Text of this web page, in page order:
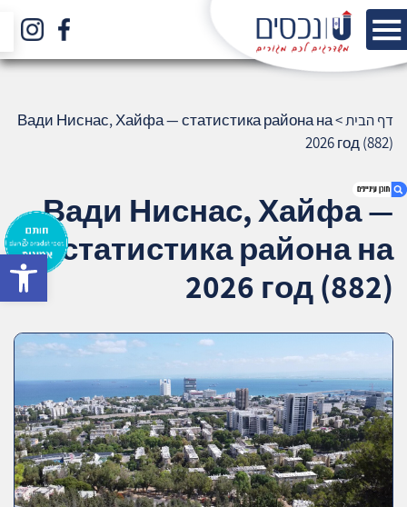
1. Вади Ниснас, Хайфа — статистика
района на 2026 год (882)
3. שאלתם ? ענינו !
דף הבית>
Вади Ниснас, Хайфа — статистика района на
2026 год (882)
Вади Ниснас, Хайфа —
статистика района на
2026 год (882)